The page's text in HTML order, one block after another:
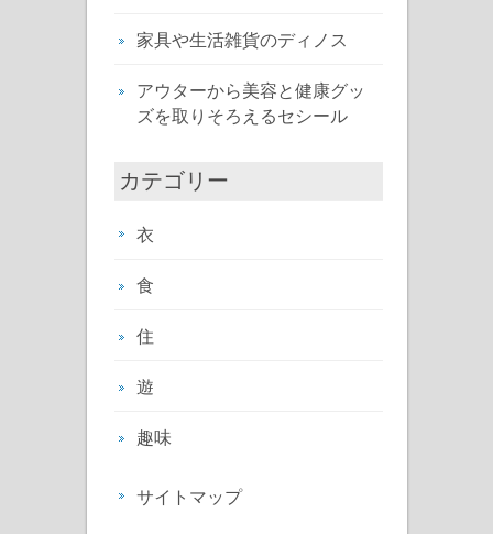
家具や生活雑貨のディノス
アウターから美容と健康グッ
ズを取りそろえるセシール
カテゴリー
衣
食
住
遊
趣味
サイトマップ